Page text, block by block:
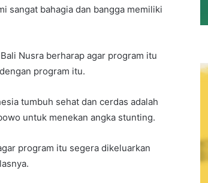
sangat bahagia dan bangga memiliki
Nusra berharap agar program itu
program itu.
tumbuh sehat dan cerdas adalah
untuk menekan angka stunting.
program itu segera dikeluarkan